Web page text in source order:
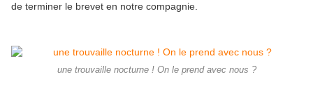
de terminer le brevet en notre compagnie.
une trouvaille nocturne ! On le prend avec nous ?